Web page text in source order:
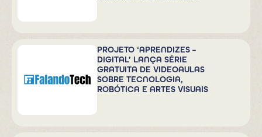
PROJETO ‘APRENDIZES –
DIGITAL’ LANÇA SÉRIE
GRATUITA DE VIDEOAULAS
SOBRE TECNOLOGIA,
ROBÓTICA E ARTES VISUAIS